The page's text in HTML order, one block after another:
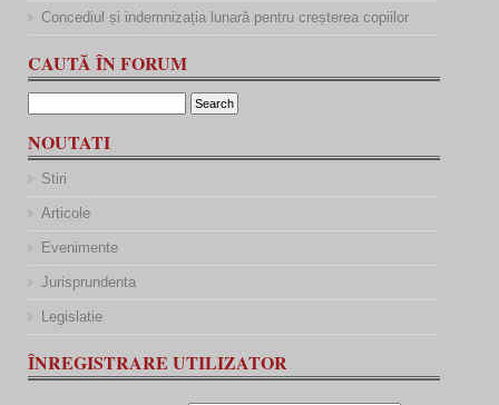
Concediul și indemnizația lunară pentru creșterea copiilor
CAUTĂ ÎN FORUM
NOUTATI
Stiri
Articole
Evenimente
Jurisprundenta
Legislatie
ÎNREGISTRARE UTILIZATOR